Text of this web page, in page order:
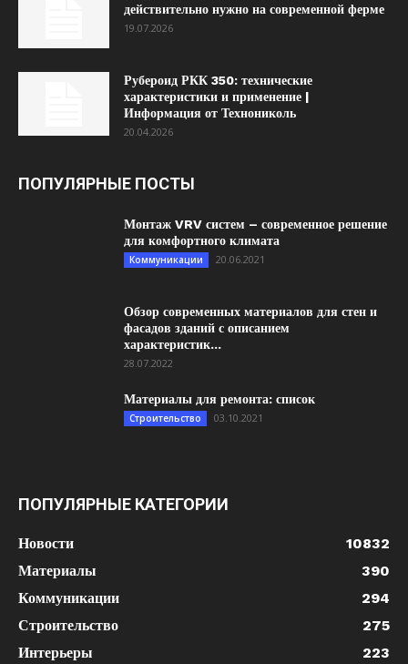
действительно нужно на современной ферме
19.07.2026
Рубероид РКК 350: технические
характеристики и применение |
Информация от Технониколь
20.04.2026
ПОПУЛЯРНЫЕ ПОСТЫ
Монтаж VRV систем – современное решение
для комфортного климата
Коммуникации 20.06.2021
Обзор современных материалов для стен и
фасадов зданий с описанием
характеристик...
28.07.2022
Материалы для ремонта: список
Строительство 03.10.2021
ПОПУЛЯРНЫЕ КАТЕГОРИИ
Новости
10832
Материалы
390
Коммуникации
294
Строительство
275
Интерьеры
223